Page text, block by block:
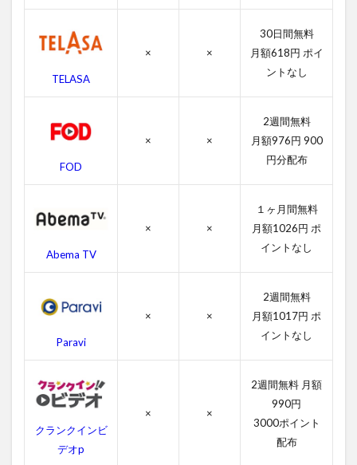
ト・
替え
声優
4.3
コー
カー
ター
タッ
フ
4.4
カー
ター
連作
チ・
カー
ター
を無
聴す
TELASA
× ×
30日間無料
月額618円 ポイ
ントなし
FOD
× ×
2週間無料
月額976円 900
円分配布
Abema TV
× ×
１ヶ月間無料
月額1026円 ポ
イントなし
Paravi
× ×
2週間無料
月額1017円 ポ
イントなし
クランクインビ
デオp
× ×
2週間無料 月額
990円
3000ポイント
配布